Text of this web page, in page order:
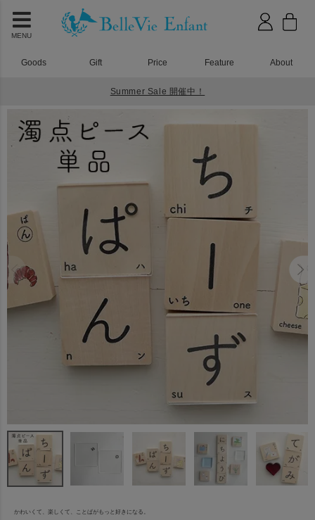
MENU
Goods Gift Price Feature About
Summer Sale 開催中！
ひらがな積み木 濁点ピース ４枚セット
かわいくて、楽しくて、ことばがもっと好きになる。